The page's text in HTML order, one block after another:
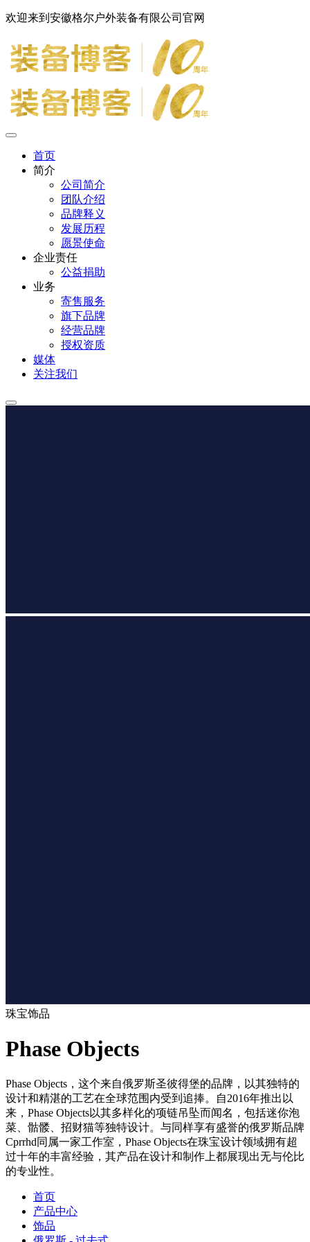
欢迎来到安徽格尔户外装备有限公司官网
首页
简介
公司简介
团队介绍
品牌释义
发展历程
愿景使命
企业责任
公益捐助
业务
寄售服务
旗下品牌
经营品牌
授权资质
媒体
关注我们
珠宝饰品
Phase Objects
Phase Objects，这个来自俄罗斯圣彼得堡的品牌，以其独特的
设计和精湛的工艺在全球范围内受到追捧。自2016年推出以
来，Phase Objects以其多样化的项链吊坠而闻名，包括迷你泡
菜、骷髅、招财猫等独特设计。与同样享有盛誉的俄罗斯品牌
Cprrhd同属一家工作室，Phase Objects在珠宝设计领域拥有超
过十年的丰富经验，其产品在设计和制作上都展现出无与伦比
的专业性。
首页
产品中心
饰品